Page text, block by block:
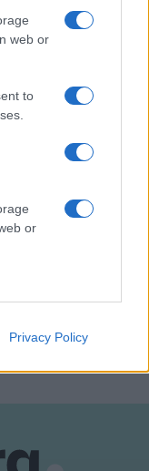
web or
to
or
or app.
Privacy Policy
cirkuszfesztivállal
ahol
képviselői előtt
megújításáért
mellett